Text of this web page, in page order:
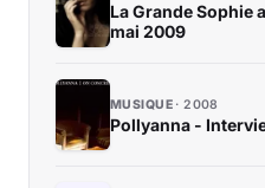
La Grande Sophie
mai 2009
MUSIQUE 2008
Pollyanna -